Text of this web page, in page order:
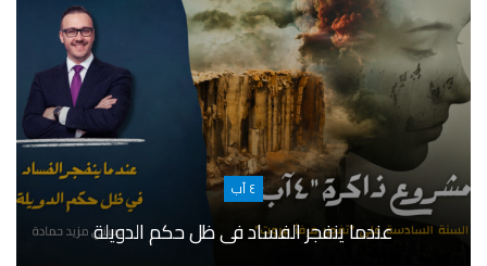
٤ آب
عندما ينفجر الفساد في ظل حكم الدويلة